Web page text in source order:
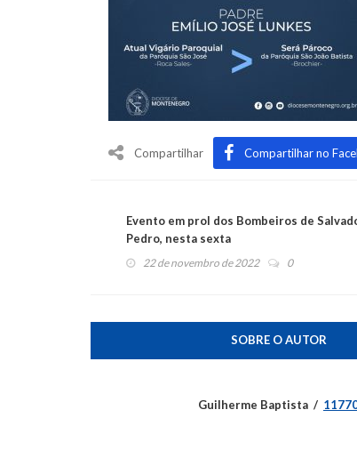
Compartilhar Compartilhar no
Evento em prol dos Bombeiros de
Pedro, nesta sexta
22 de novembro de 2022 0
SOBRE O AUTOR
Guilherme Baptista